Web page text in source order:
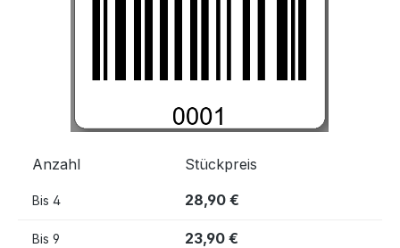
Anzahl Stückpreis
Bis 4 28,90 €
Bis 9 23,90 €